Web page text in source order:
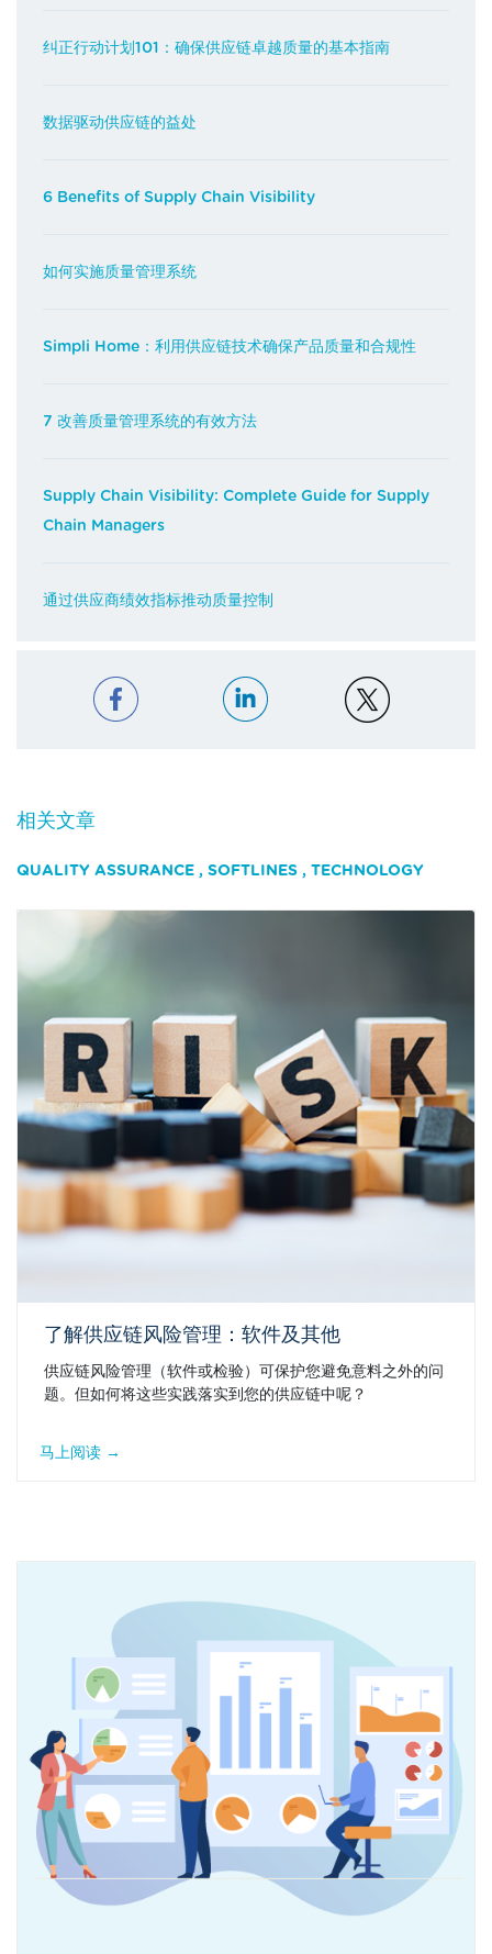
纠正行动计划101：确保供应链卓越质量的基本指南
数据驱动供应链的益处
6 Benefits of Supply Chain Visibility
如何实施质量管理系统
Simpli Home：利用供应链技术确保产品质量和合规性
7 改善质量管理系统的有效方法
Supply Chain Visibility: Complete Guide for Supply
Chain Managers
通过供应商绩效指标推动质量控制
相关文章
QUALITY ASSURANCE , SOFTLINES , TECHNOLOGY
了解供应链风险管理：软件及其他
供应链风险管理（软件或检验）可保护您避免意料之外的问
题。但如何将这些实践落实到您的供应链中呢？
马上阅读 →